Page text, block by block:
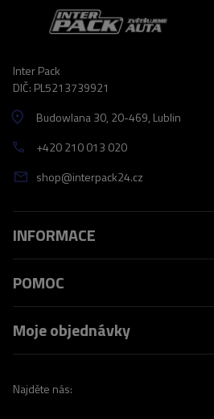
Inter Pack
DIČ: PL5213739921
Budowlana 30, 20-469, Lublin
+420 210 013 020
shop@interpack24.cz
INFORMACE
POMOC
Moje objednávky
Najděte nás: